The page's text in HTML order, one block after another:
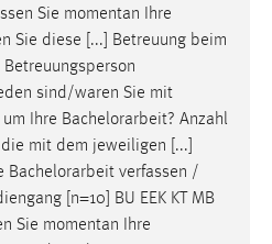
Sie momentan Ihre
Sie diese [...] Betreuung beim
sind/waren Sie mit
Ihre Bachelorarbeit? Anzahl
mit dem jeweiligen [...]
Bachelorarbeit verfassen /
[n=10] BU EEK KT MB
Sie momentan Ihre